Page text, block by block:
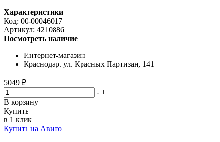
Характеристики
Код: 00-00046017
Артикул: 4210886
Посмотреть наличие
Интернет-магазин
Краснодар. ул. Красных Партизан, 141
5049 ₽
- +
В корзину
Купить
в 1 клик
Купить на Авито